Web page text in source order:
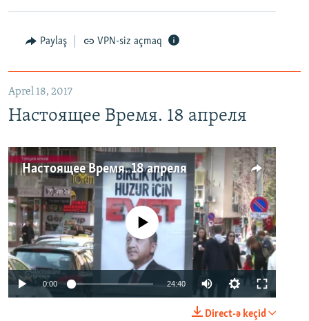
Paylaş VPN-siz açmaq
Aprel 18, 2017
Настоящее Время. 18 апреля
Настоящее Время. 18 апреля
No media source currently available
0:00 24:40
Direct-ə keçid